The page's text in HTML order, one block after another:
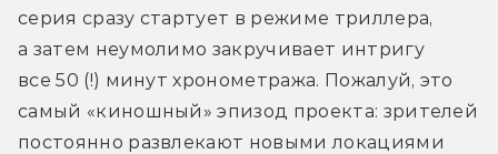
серия сразу стартует в режиме триллера,
а затем неумолимо закручивает интригу
все 50 (!) минут хронометража. Пожалуй, это
самый «киношный» эпизод проекта: зрителей
постоянно развлекают новыми локациями